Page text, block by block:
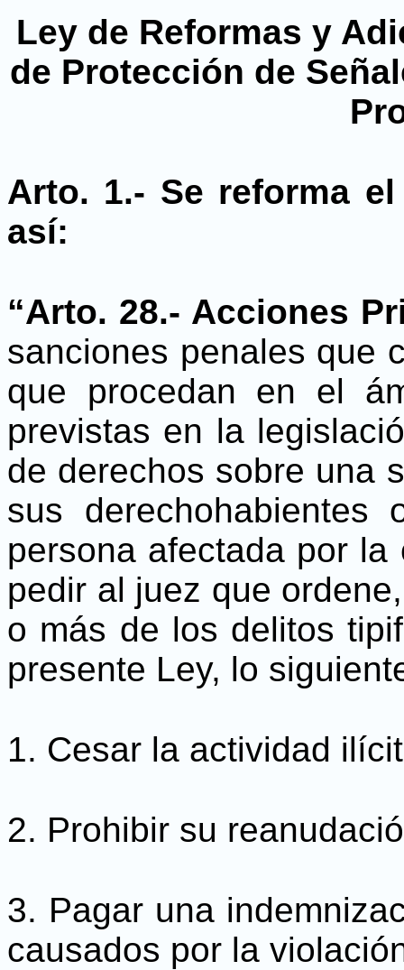
Ley de Reformas y
de Protección de
Arto. 1.- Se reforma
así:
“Arto. 28.- Acciones
sanciones penales que
que procedan en el
previstas en la
de derechos sobre una
sus derechohabientes
persona afectada por
pedir al juez que
o más de los delitos
presente Ley, lo
1. Cesar la actividad
2. Prohibir su
3. Pagar una
causados por la